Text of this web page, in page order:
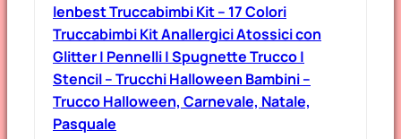
lenbest Truccabimbi Kit – 17 Colori
Truccabimbi Kit Anallergici Atossici con
Glitter | Pennelli | Spugnette Trucco |
Stencil – Trucchi Halloween Bambini –
Trucco Halloween, Carnevale, Natale,
Pasquale